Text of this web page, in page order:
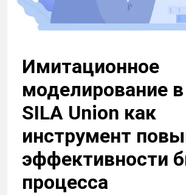
Имитационное
моделирование
SILA Union как
инструмент
эффективности
процесса